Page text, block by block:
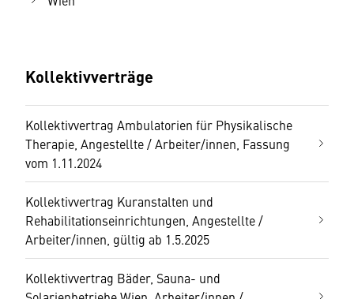
Kollektivverträge
Kollektivvertrag Ambulatorien für Physikalische
Therapie, Angestellte / Arbeiter/innen, Fassung
vom 1.11.2024
Kollektivvertrag Kuranstalten und
Rehabilitationseinrichtungen, Angestellte /
Arbeiter/innen, gültig ab 1.5.2025
Kollektivvertrag Bäder, Sauna- und